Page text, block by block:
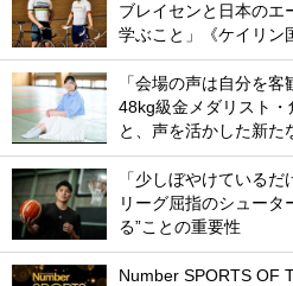
ブレイセンと日本のエ
学ぶこと」《ケイリン
「会場の声は自分を
48kg級金メダリスト
と、声を活かした新た
「少しぼやけている
リーグ屈指のシュータ
る”ことの重要性
Number SPORTS OF